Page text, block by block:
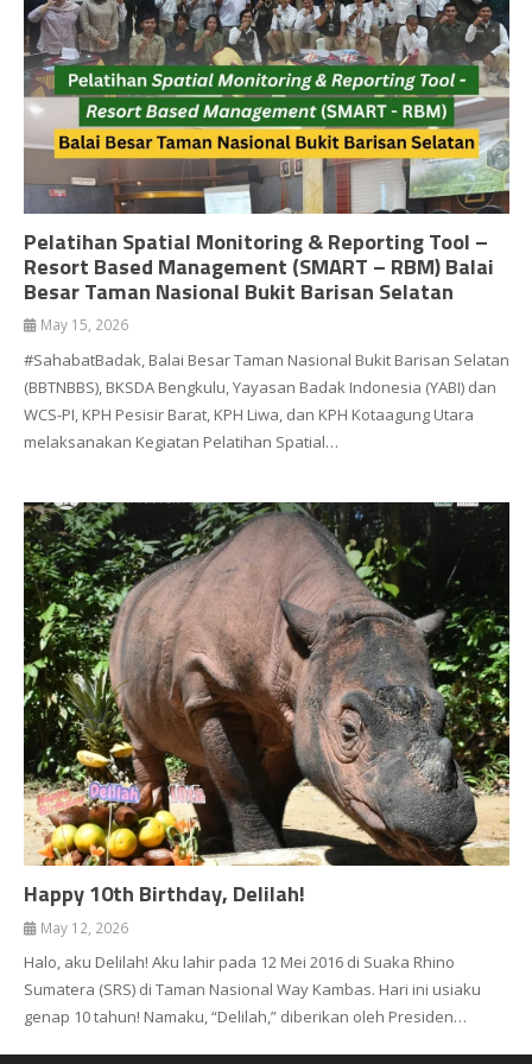
Pelatihan Spatial Monitoring & Reporting Tool –
Resort Based Management (SMART – RBM) Balai
Besar Taman Nasional Bukit Barisan Selatan
May 15, 2026
#SahabatBadak, Balai Besar Taman Nasional Bukit Barisan Selatan
(BBTNBBS), BKSDA Bengkulu, Yayasan Badak Indonesia (YABI) dan
WCS-PI, KPH Pesisir Barat, KPH Liwa, dan KPH Kotaagung Utara
melaksanakan Kegiatan Pelatihan Spatial…
Happy 10th Birthday, Delilah!
May 12, 2026
Halo, aku Delilah! Aku lahir pada 12 Mei 2016 di Suaka Rhino
Sumatera (SRS) di Taman Nasional Way Kambas. Hari ini usiaku
genap 10 tahun! Namaku, “Delilah,” diberikan oleh Presiden…